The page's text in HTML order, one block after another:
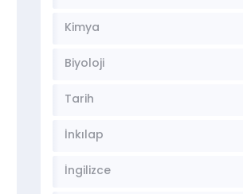
Kimya
Biyoloji
Tarih
İnkılap
İngilizce